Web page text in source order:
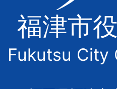
津
市
の
福津市
Fukutsu City